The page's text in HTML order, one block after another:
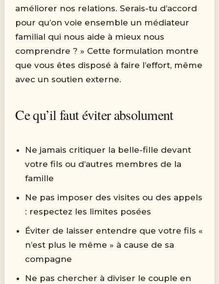
améliorer nos relations. Serais-tu d’accord
pour qu’on voie ensemble un médiateur
familial qui nous aide à mieux nous
comprendre ? » Cette formulation montre
que vous êtes disposé à faire l’effort, même
avec un soutien externe.
Ce qu’il faut éviter absolument
Ne jamais critiquer la belle-fille devant
votre fils ou d’autres membres de la
famille
Ne pas imposer des visites ou des appels
: respectez les limites posées
Éviter de laisser entendre que votre fils «
n’est plus le même » à cause de sa
compagne
Ne pas chercher à diviser le couple en